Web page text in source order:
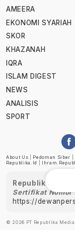
AMEERA
EKONOMI SYARIAH
SKOR
KHAZANAH
IQRA
ISLAM DIGEST
NEWS
ANALISIS
SPORT
About Us Pedoman Siber
Republika.id
Republika
Sertifikat Nomor
https://
© 2026 PT Republika